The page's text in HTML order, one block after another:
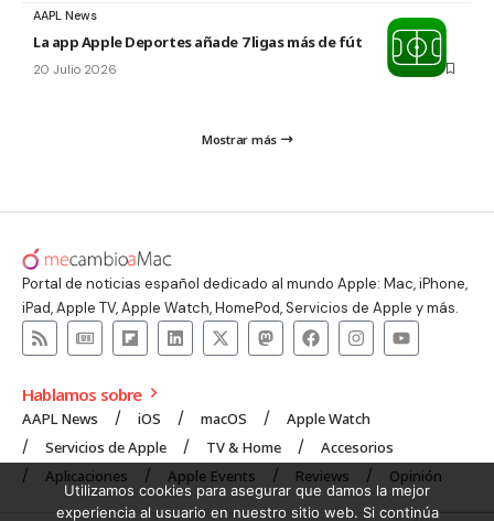
AAPL News
La app Apple Deportes añade 7 ligas más de fútbol
20 Julio 2026
Mostrar más
Portal de noticias español dedicado al mundo Apple: Mac, iPhone,
iPad, Apple TV, Apple Watch, HomePod, Servicios de Apple y más.
Hablamos sobre
AAPL News iOS macOS
Apple Watch
Servicios de Apple
TV & Home
Accesorios
Aplicaciones
Apple Events Reviews Opinión
Utilizamos cookies para asegurar que damos la mejor
experiencia al usuario en nuestro sitio web. Si continúa